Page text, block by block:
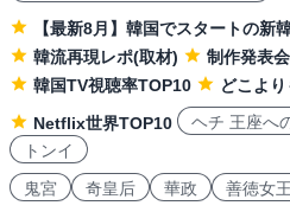
【最新8月】韓国でスタートの新
韓流再現レポ(取材)
制作発表
韓国TV視聴率TOP10
どこよ
Netflix世界TOP10
ヘチ 王座へ
トンイ
鬼宮
奇皇后 華政 善徳女王